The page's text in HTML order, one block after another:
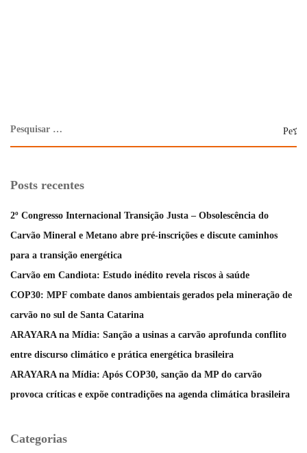
Posts recentes
2º Congresso Internacional Transição Justa – Obsolescência do
Carvão Mineral e Metano abre pré-inscrições e discute caminhos
para a transição energética
Carvão em Candiota: Estudo inédito revela riscos à saúde
COP30: MPF combate danos ambientais gerados pela mineração de
carvão no sul de Santa Catarina
ARAYARA na Mídia: Sanção a usinas a carvão aprofunda conflito
entre discurso climático e prática energética brasileira
ARAYARA na Mídia: Após COP30, sanção da MP do carvão
provoca críticas e expõe contradições na agenda climática brasileira
Categorias